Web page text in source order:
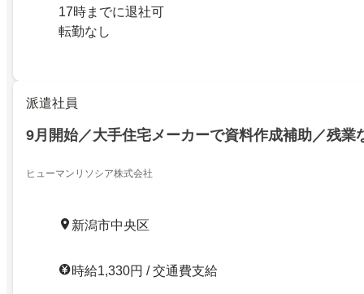
17時までに退社可
転勤なし
派遣社員
9月開始／大手住宅メーカーで資料作成補助／残業
ヒューマンリソシア株式会社
新潟市中央区
時給1,330円 / 交通費支給